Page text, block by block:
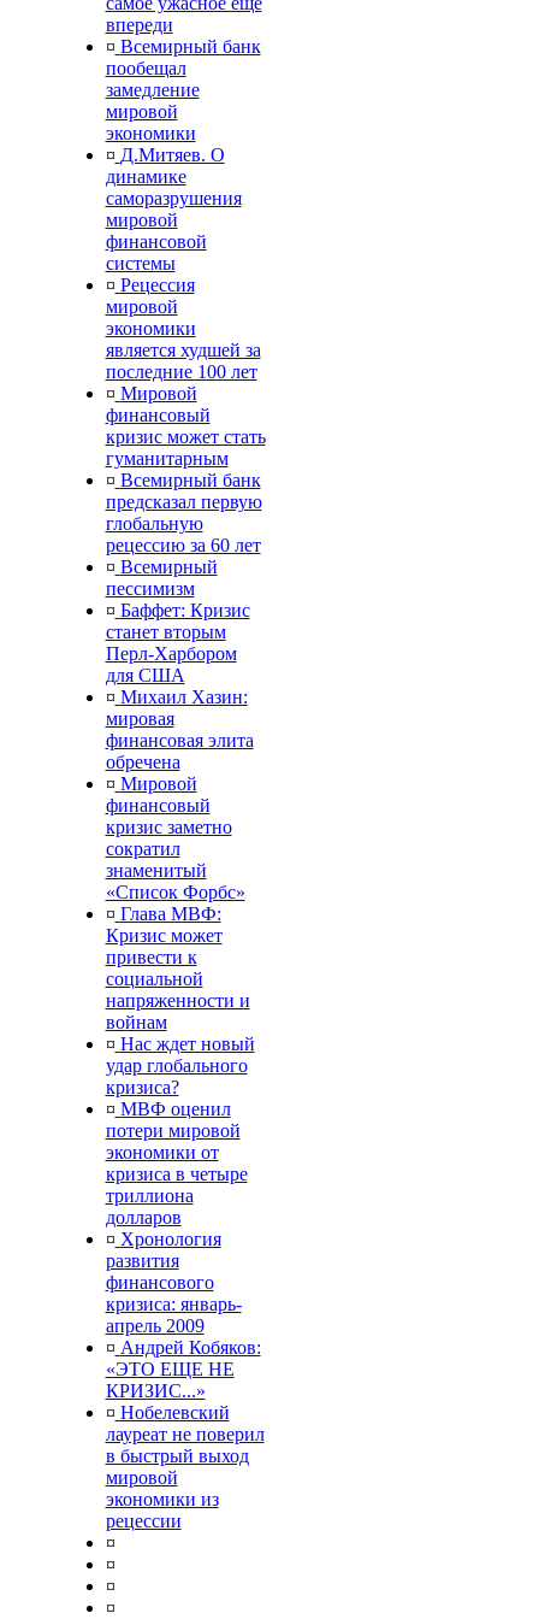
впереди
¤ Всемирный банк
пообещал
замедление
мировой
экономики
¤ Д.Митяев. О
динамике
саморазрушения
мировой
финансовой
системы
¤ Рецессия
мировой
экономики
является худшей за
последние 100 лет
¤ Мировой
финансовый
кризис может стать
гуманитарным
¤ Всемирный банк
предсказал первую
глобальную
рецессию за 60 лет
¤ Всемирный
пессимизм
¤ Баффет: Кризис
станет вторым
Перл-Харбором
для США
¤ Михаил Хазин:
мировая
финансовая элита
обречена
¤ Мировой
финансовый
кризис заметно
сократил
знаменитый
«Список Форбс»
¤ Глава МВФ:
Кризис может
привести к
социальной
напряженности и
войнам
¤ Нас ждет новый
удар глобального
кризиса?
¤ МВФ оценил
потери мировой
экономики от
кризиса в четыре
триллиона
долларов
¤ Хронология
развития
финансового
кризиса: январь-
апрель 2009
¤ Андрей Кобяков:
«ЭТО ЕЩЕ НЕ
КРИЗИС...»
¤ Нобелевский
лауреат не поверил
в быстрый выход
мировой
экономики из
рецессии
¤
¤
¤
¤